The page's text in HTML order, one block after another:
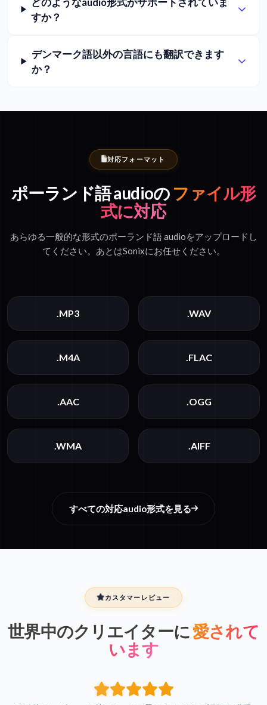
すか？
デンマーク語以外の言語にも翻訳できます
か？
対応フォーマット
ポーランド語 audioの ファイル形
式に対応
あらゆる一般的な形式のポーランド語 audioをアップロードし
てください。あとはSonixにお任せください。
.MP3 .WAV
.M4A .FLAC
.AAC .OGG
.WMA .AIFF
すべての対応audio形式を見る
カスタマーレビュー
世界中のクリエイターに愛されて
います